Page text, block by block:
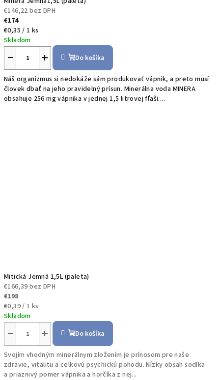
€146,22 bez DPH
€174
Jednotková
cena:
€0,35 / 1 ks
Skladom
+
− Do košíka
Náš organizmus si nedokáže sám produkovať vápnik, a preto musí
človek dbať na jeho pravidelný prísun. Minerálna voda MINERA
obsahuje 256 mg vápnika v jednej 1,5 litrovej fľaši....
Mitická Jemná 1,5L (paleta)
€166,39 bez DPH
€198
Jednotková
cena:
€0,39 / 1 ks
Skladom
+
− Do košíka
Svojím vhodným minerálnym zložením je prínosom pre naše
zdravie, vitalitu a celkovú psychickú pohodu. Nízky obsah sodíka
a priaznivý pomer vápnika a horčíka z nej...